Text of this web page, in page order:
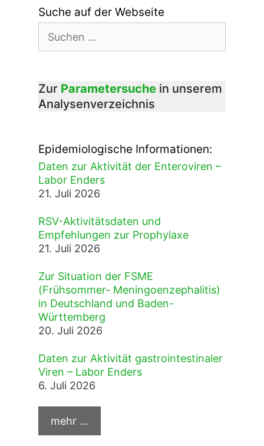
Suche auf der Webseite
nach:
Zur Parametersuche in unserem
Analysenverzeichnis
Epidemiologische Informationen:
Daten zur Aktivität der Enteroviren –
Labor Enders
21. Juli 2026
RSV-Aktivitätsdaten und
Empfehlungen zur Prophylaxe
21. Juli 2026
Zur Situation der FSME
(Frühsommer- Meningoenzephalitis)
in Deutschland und Baden-
Württemberg
20. Juli 2026
Daten zur Aktivität gastrointestinaler
Viren – Labor Enders
6. Juli 2026